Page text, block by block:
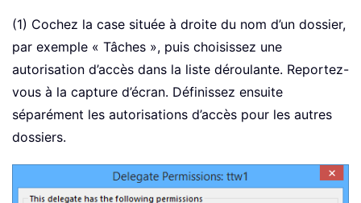
(1) Cochez la case située à droite du nom d’un dossier,
par exemple « Tâches », puis choisissez une
autorisation d’accès dans la liste déroulante. Reportez-
vous à la capture d’écran. Définissez ensuite
séparément les autorisations d’accès pour les autres
dossiers.